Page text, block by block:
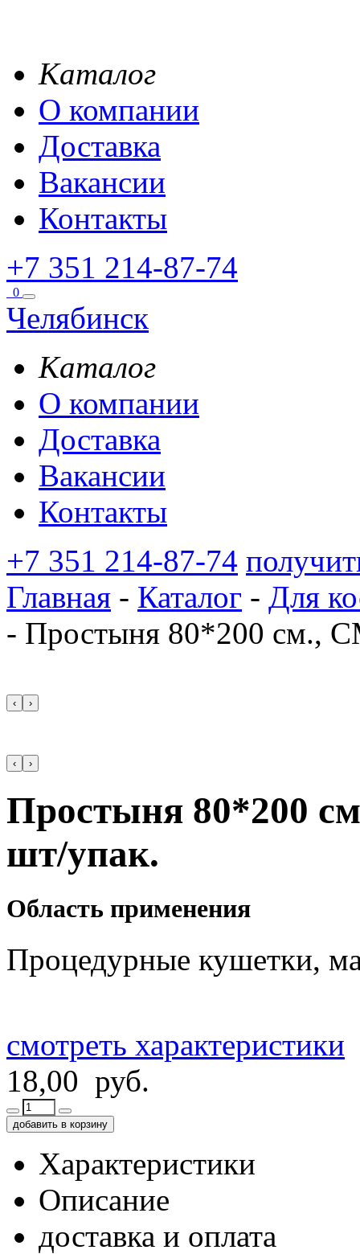
Каталог
О компании
Доставка
Вакансии
Контакты
+7 351 214-87-74
0
Челябинск
Каталог
О компании
Доставка
Вакансии
Контакты
+7 351 214-87-74
Главная - Каталог - Для
- Простыня 80*200 см.,
‹ ›
‹ ›
Простыня 80*200
шт/упак.
Область применения
Процедурные кушетки,
смотреть характеристики
18,00 руб.
добавить в корзину
Характеристики
Описание
доставка и оплата